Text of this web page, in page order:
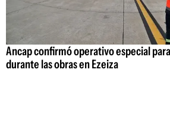
Ancap confirmó operativo especial
durante las obras en Ezeiza